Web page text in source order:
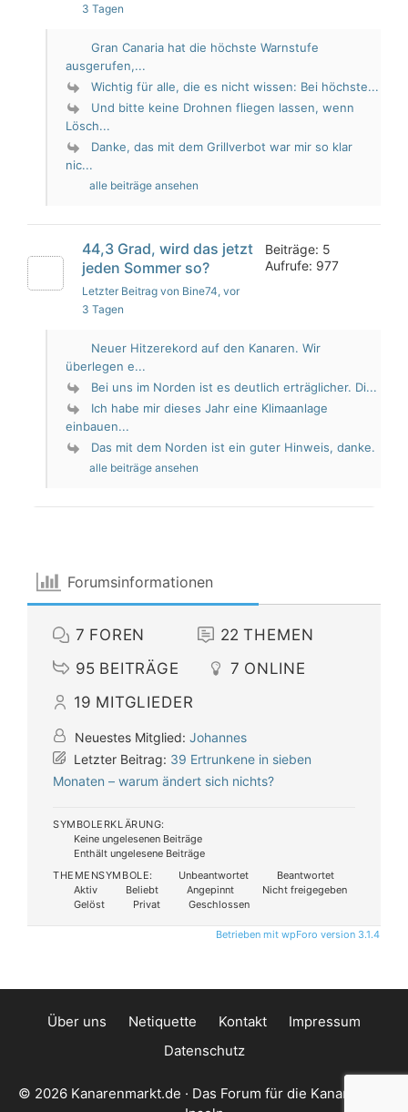
3 Tagen
Gran Canaria hat die höchste Warnstufe
ausgerufen,...
Wichtig für alle, die es nicht wissen: Bei höchste...
Und bitte keine Drohnen fliegen lassen, wenn
Lösch...
Danke, das mit dem Grillverbot war mir so klar
nic...
alle beiträge ansehen
44,3 Grad, wird das jetzt
jeden Sommer so?
Letzter Beitrag von Bine74, vor
3 Tagen
Beiträge: 5
Aufrufe: 977
Neuer Hitzerekord auf den Kanaren. Wir
überlegen e...
Bei uns im Norden ist es deutlich erträglicher. Di...
Ich habe mir dieses Jahr eine Klimaanlage
einbauen...
Das mit dem Norden ist ein guter Hinweis, danke.
alle beiträge ansehen
Forumsinformationen
7 FOREN 22 THEMEN
95 BEITRÄGE 7 ONLINE
19 MITGLIEDER
Neuestes Mitglied: Johannes
Letzter Beitrag: 39 Ertrunkene in sieben
Monaten – warum ändert sich nichts?
SYMBOLERKLÄRUNG:
Keine ungelesenen Beiträge
Enthält ungelesene Beiträge
THEMENSYMBOLE:
Unbeantwortet
Beantwortet
Aktiv
Beliebt Angepinnt
Nicht freigegeben
Gelöst
Privat Geschlossen
Betrieben mit wpForo version 3.1.4
Über uns Netiquette Kontakt
Impressum
Datenschutz
© 2026 Kanarenmarkt.de · Das Forum für die Kanarischen